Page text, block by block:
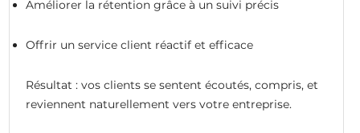
Améliorer la rétention grâce à un suivi précis
Offrir un service client réactif et efficace
Résultat : vos clients se sentent écoutés, compris, et
reviennent naturellement vers votre entreprise.